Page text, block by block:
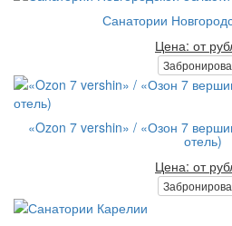
Санатории
Цена: от
«Ozon 7 vershin» / «Озон 7
отель)
Цена: от